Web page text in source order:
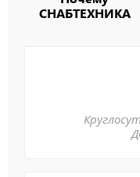
СНАБТЕХНИКА